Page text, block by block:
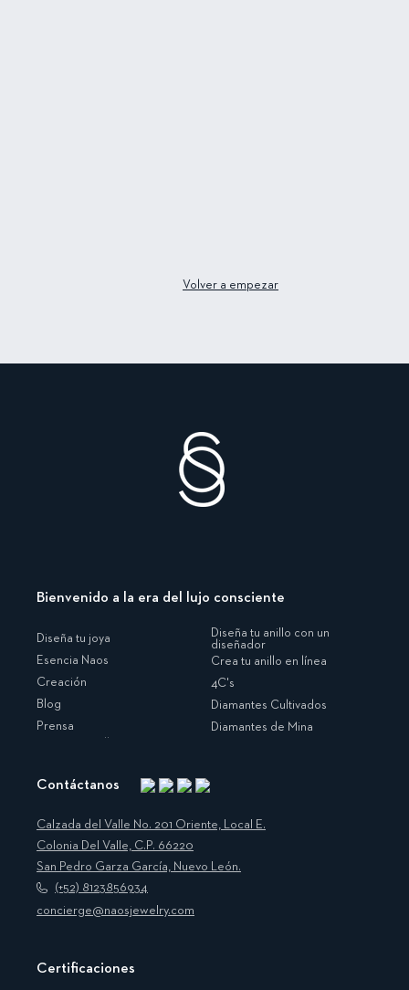
Volver a empezar
Bienvenido a la era del lujo consciente
Diseña tu joya
Esencia Naos
Creación
Blog
Prensa
Diseña tu anillo con un
diseñador
Crea tu anillo en línea
4C's
Diamantes Cultivados
Diamantes de Mina
Contáctanos
Instagram
Facebook
Translation
missing:
es.general.social.links.linkedin
Pinterest
Calzada del Valle No. 201 Oriente, Local E.
Colonia Del Valle, C.P. 66220
San Pedro Garza García, Nuevo León.
(+52) 8123856934
concierge@naosjewelry.com
Certificaciones